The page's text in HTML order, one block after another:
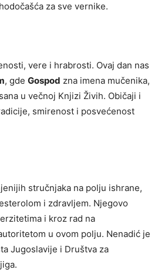
za sve vernike.
vere i hrabrosti. Ovaj dan nas
, gde Gospod zna imena mučenika,
u večnoj Knjizi Živih. Običaji i
smirenost i posvećenost
stručnjaka na polju ishrane,
i zdravljem. Njegovo
i kroz rad na
u ovom polju. Nenadić je
Jugoslavije i Društva za